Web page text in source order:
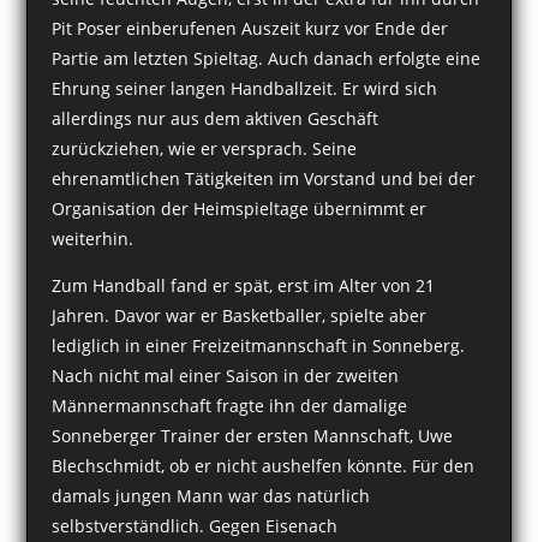
Pit Poser einberufenen Auszeit kurz vor Ende der
Partie am letzten Spieltag. Auch danach erfolgte eine
Ehrung seiner langen Handballzeit. Er wird sich
allerdings nur aus dem aktiven Geschäft
zurückziehen, wie er versprach. Seine
ehrenamtlichen Tätigkeiten im Vorstand und bei der
Organisation der Heimspieltage übernimmt er
weiterhin.
Zum Handball fand er spät, erst im Alter von 21
Jahren. Davor war er Basketballer, spielte aber
lediglich in einer Freizeitmannschaft in Sonneberg.
Nach nicht mal einer Saison in der zweiten
Männermannschaft fragte ihn der damalige
Sonneberger Trainer der ersten Mannschaft, Uwe
Blechschmidt, ob er nicht aushelfen könnte. Für den
damals jungen Mann war das natürlich
selbstverständlich. Gegen Eisenach